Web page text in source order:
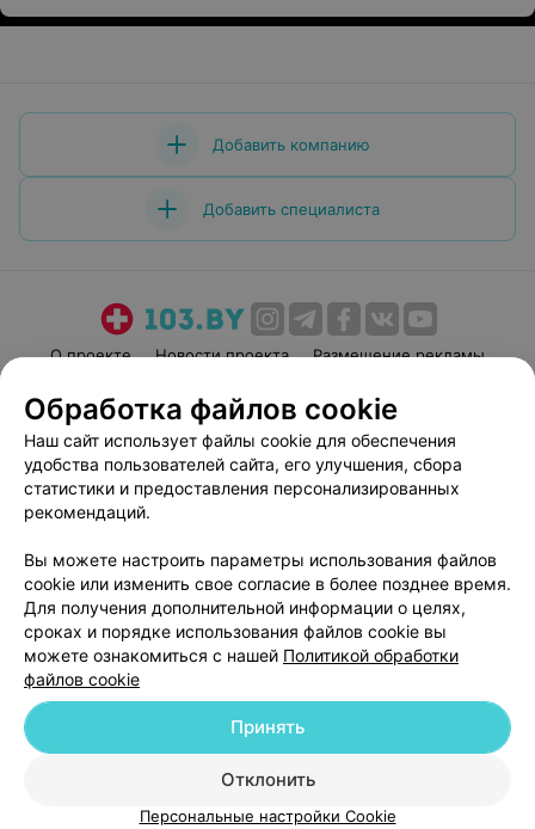
Добавить компанию
Добавить специалиста
О проекте Новости проекта
Размещение рекламы
Пользовательское соглашение
Способы оплаты
Вакансии
Партнеры
Написать руководителю 103.by
Персональные настройки cookie
Обработка персональных данных
© 2026 ООО «Артокс Лаб», УНП 191700409| 220012, Республика Беларусь,
г. Минск, улица Толбухина, 2, пом. 16 | help@103.by
Служба поддержки +375 291212755
Обработка файлов cookie
Наш сайт использует файлы cookie для обеспечения
удобства пользователей сайта, его улучшения, сбора
статистики и предоставления персонализированных
рекомендаций.
Вы можете настроить параметры использования файлов
cookie или изменить свое согласие в более позднее время.
Для получения дополнительной информации о целях,
сроках и порядке использования файлов cookie вы
можете ознакомиться с нашей Политикой обработки
файлов cookie
Отклонить
Принять
Персональные настройки Cookie